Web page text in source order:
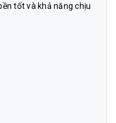
tốt và khả năng chịu